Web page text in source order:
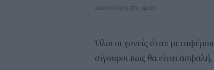
αυτοκίνητα στο αμάξι
Όλοι οι γονείς όταν
σίγουροι πως θα είναι ασφαλή.